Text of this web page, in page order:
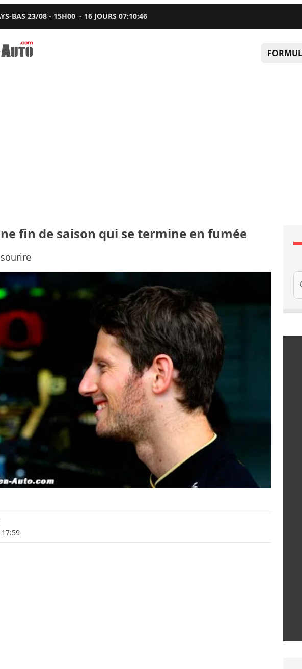
BAS 23/08 - 15H00 - 16 JOURS07:10:45
fin de saison qui se termine en fumée